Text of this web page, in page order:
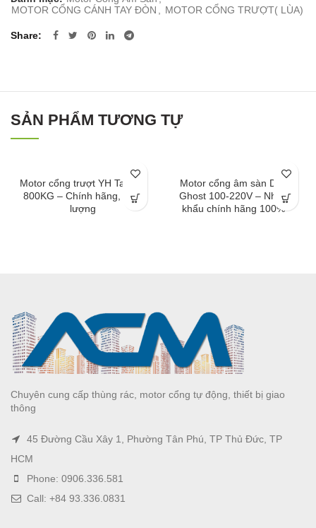
MOTOR CỔNG CÁNH TAY ĐÒN
MOTOR CỔNG TRƯỢT( LÙA)
Share
SẢN PHẨM TƯƠNG TỰ
Motor cổng trượt YH Taiwan
800KG – Chính hãng, chất
lượng
Motor cổng âm sàn Dea
Ghost 100-220V – Nhập
khẩu chính hãng 100%
Chuyên cung cấp thùng rác, motor cổng tự động, thiết bị giao
thông
45 Đường Cầu Xây 1, Phường Tân Phú, TP Thủ Đức, TP
HCM
Phone: 0906.336.581
Call: +84 93.336.0831